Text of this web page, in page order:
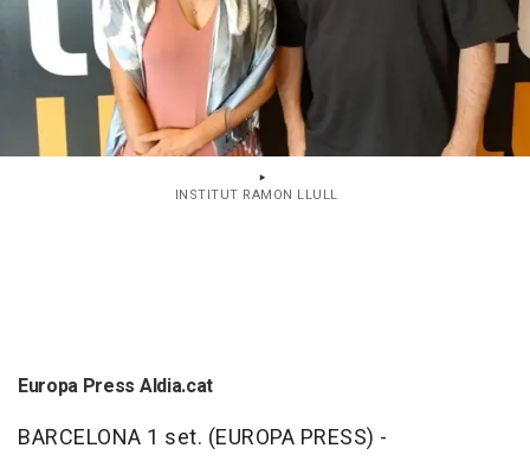
INSTITUT RAMON LLULL
Europa Press Aldia.cat
BARCELONA 1 set. (EUROPA PRESS) -